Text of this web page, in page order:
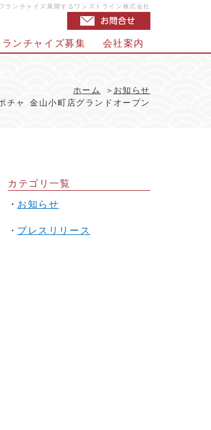
ンチャイズ展開するワンズトライン株式会社
ランチャイズ募集 会社案内
ホーム
お知らせ
チャ 金山小町店グランドオープン
カテゴリ一覧
お知らせ
プレスリリース